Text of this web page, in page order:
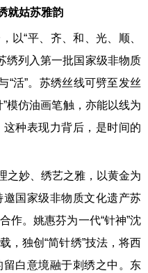
就姑苏雅韵
“平、齐、和、光、顺、
绣列入第一批国家级非物质
“活”。苏绣丝线可劈至发丝
模仿油画笔触，亦能以线为
种表现力背后，是时间的
妙、绣艺之雅，以黄金为
国家级非物质文化遗产苏
作。姚惠芬为一代“针神”沈
，独创“简针绣”技法，将西
白意境融于刺绣之中。东